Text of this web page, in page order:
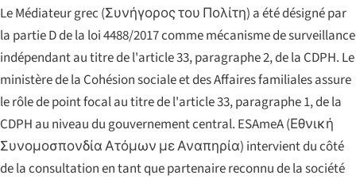
Le Médiateur grec (Συνήγορος του Πολίτη) a été désigné par
la partie D de la loi 4488/2017 comme mécanisme de surveillance
indépendant au titre de l'article 33, paragraphe 2, de la CDPH. Le
ministère de la Cohésion sociale et des Affaires familiales assure
le rôle de point focal au titre de l'article 33, paragraphe 1, de la
CDPH au niveau du gouvernement central. ESAmeA (Εθνική
Συνομοσπονδία Ατόμων με Αναπηρία) intervient du côté
de la consultation en tant que partenaire reconnu de la société